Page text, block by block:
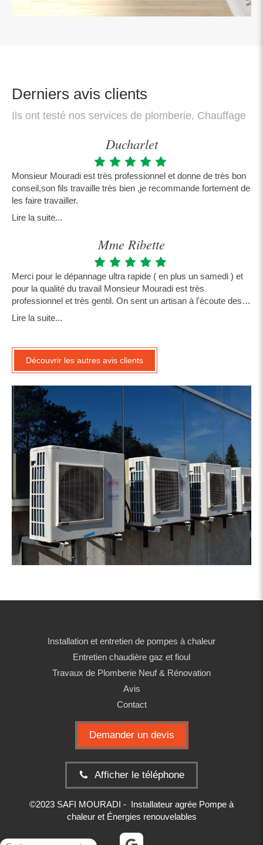
Derniers avis clients
Ils ont testé nos services de plomberie, Chauffage
Ducharlet
Monsieur Mouradi est très professionnel et donne de très bon
conseil,son fils travaille très bien ,je recommande fortement de
les faire travailler.
Lire la suite...
Mme Ribette
Merci pour le dépannage ultra rapide ( en plus un samedi ) et
pour la qualité du travail Monsieur Mouradi est très
professionnel et très gentil. On sent un artisan à l'écoute des
besoins du client et soucieux d'un travail bien fait.
Lire la suite...
Découvrir les autres avis clients
Installation et entretien de pompes à chaleur
Entretien chaudière gaz et fioul
Travaux de Plomberie Neuf & Rénovation
Avis
Contact
Demander un devis
Afficher le téléphone
©2023 SAFI MOURADI - Installateur agrée Pompe à
chaleur et Énergies renouvelables